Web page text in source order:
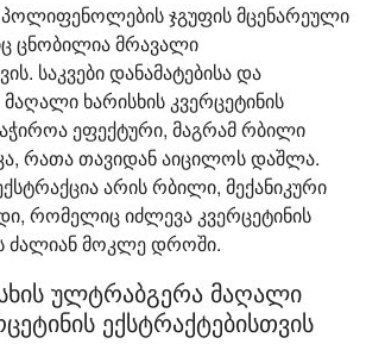
პოლიფენოლების ჯგუფის მცენარეული
ცნობილია მრავალი
საკვები დანამატებისა და
ხარისხის კვერცეტინის
ეფექტური, მაგრამ რბილი
რათა თავიდან აიცილოს დაშლა.
არის რბილი, მექანიკური
რომელიც იძლევა კვერცეტინის
ძალიან მოკლე დროში.
ულტრაბგერა მაღალი
ექსტრაქტებისთვის